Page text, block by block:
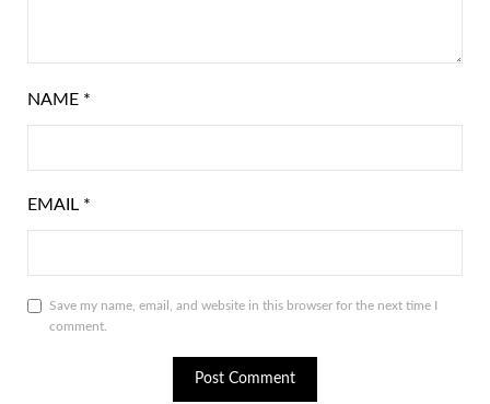
NAME *
EMAIL *
Save my name, email, and website in this browser for the next time I
comment.